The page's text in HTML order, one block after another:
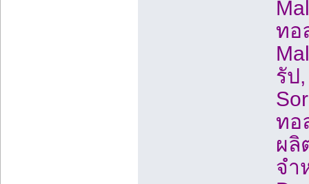
ทอ
รัป
ทอ
ผลิ
จำ